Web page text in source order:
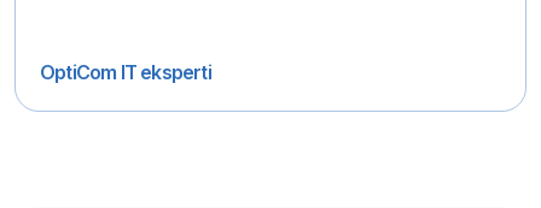
OptiCom IT eksperti